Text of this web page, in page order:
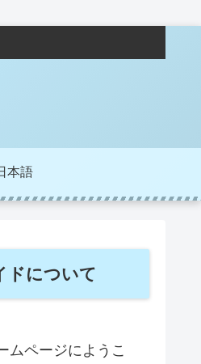
本語
ドについて
ムページにようこ